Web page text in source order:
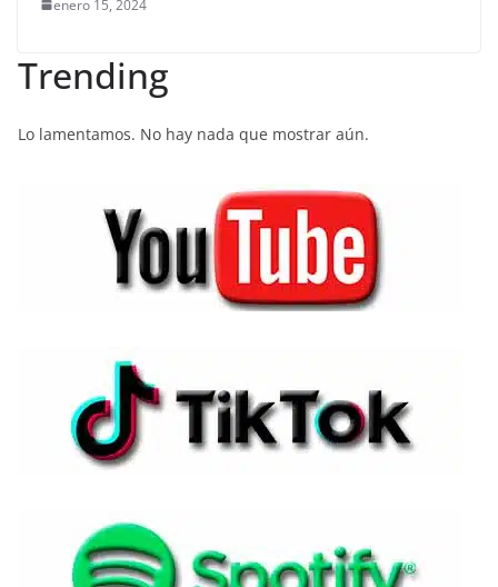
enero 15, 2024
Trending
Lo lamentamos. No hay nada que mostrar aún.